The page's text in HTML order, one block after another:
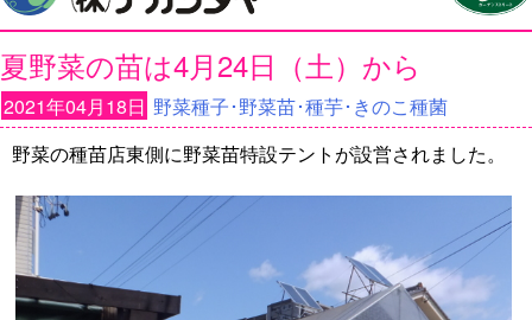
夏野菜の苗は4月24日（土）から
2021年04月18日 野菜種子･野菜苗･種芋･きのこ種菌
野菜の種苗店東側に野菜苗特設テントが設営されました。